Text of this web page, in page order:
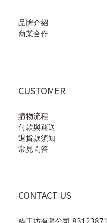
品牌介紹
商業合作
CUSTOMER
購物流程
付款與運送
退貨款須知
常見問答
CONTACT US
粋工坊有限公司 83123871